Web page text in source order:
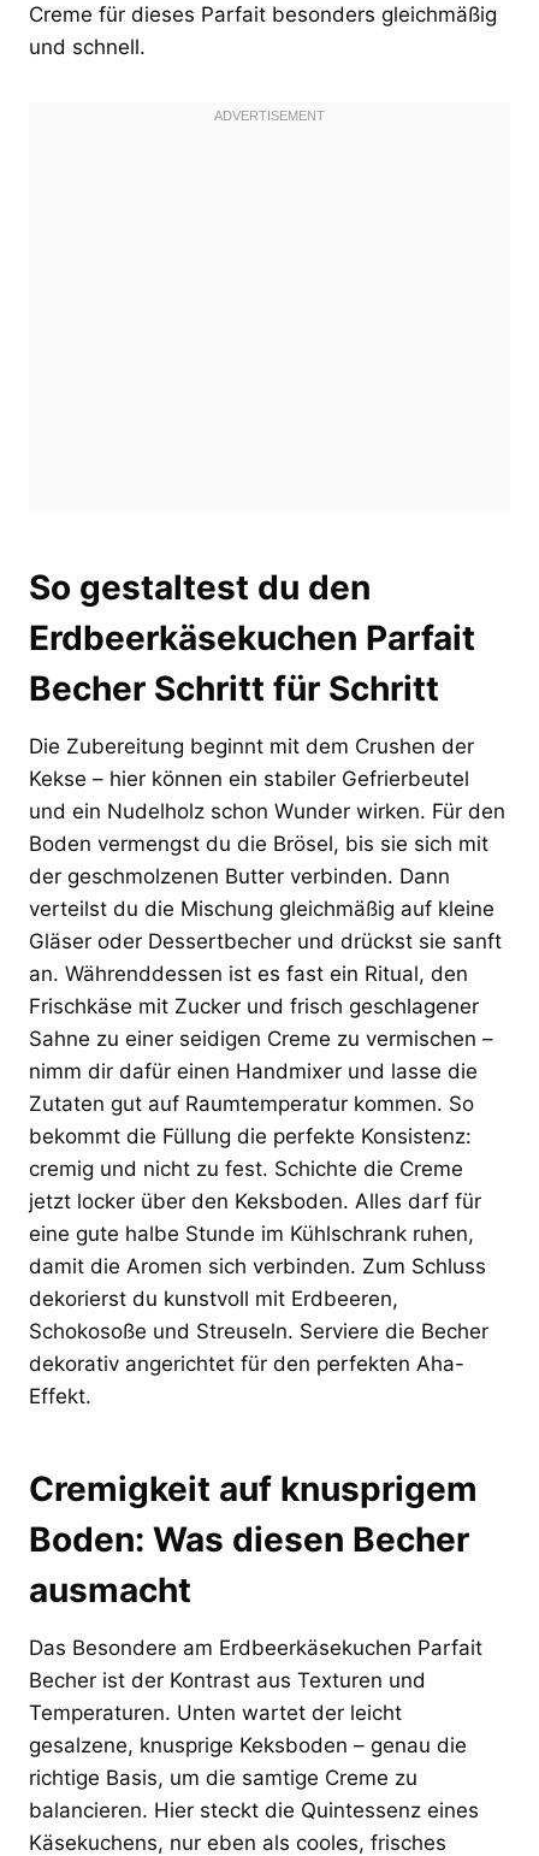
Creme für dieses Parfait besonders gleichmäßig
und schnell.
So gestaltest du den
Erdbeerkäsekuchen Parfait
Becher Schritt für Schritt
Die Zubereitung beginnt mit dem Crushen der
Kekse – hier können ein stabiler Gefrierbeutel
und ein Nudelholz schon Wunder wirken. Für den
Boden vermengst du die Brösel, bis sie sich mit
der geschmolzenen Butter verbinden. Dann
verteilst du die Mischung gleichmäßig auf kleine
Gläser oder Dessertbecher und drückst sie sanft
an. Währenddessen ist es fast ein Ritual, den
Frischkäse mit Zucker und frisch geschlagener
Sahne zu einer seidigen Creme zu vermischen –
nimm dir dafür einen Handmixer und lasse die
Zutaten gut auf Raumtemperatur kommen. So
bekommt die Füllung die perfekte Konsistenz:
cremig und nicht zu fest. Schichte die Creme
jetzt locker über den Keksboden. Alles darf für
eine gute halbe Stunde im Kühlschrank ruhen,
damit die Aromen sich verbinden. Zum Schluss
dekorierst du kunstvoll mit Erdbeeren,
Schokosoße und Streuseln. Serviere die Becher
dekorativ angerichtet für den perfekten Aha-
Effekt.
Cremigkeit auf knusprigem
Boden: Was diesen Becher
ausmacht
Das Besondere am Erdbeerkäsekuchen Parfait
Becher ist der Kontrast aus Texturen und
Temperaturen. Unten wartet der leicht
gesalzene, knusprige Keksboden – genau die
richtige Basis, um die samtige Creme zu
balancieren. Hier steckt die Quintessenz eines
Käsekuchens, nur eben als cooles, frisches